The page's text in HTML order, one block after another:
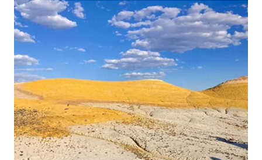
公司“上四休三”但要降薪1000元
改名后的“青海拉面”店
中国女篮热身赛7日将战尼日利亚
东方之约 相约未来